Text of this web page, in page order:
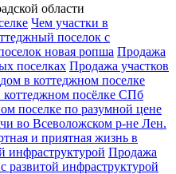
области
Чем участки в
поселок с
новая ропша Продажа
поселках Продажа участков
в коттеджном поселке
посёлке СПб
поселке по разумной цене
во Всеволожском р-не Лен.
и приятная жизнь в
инфраструктурой Продажа
развитой инфраструктурой